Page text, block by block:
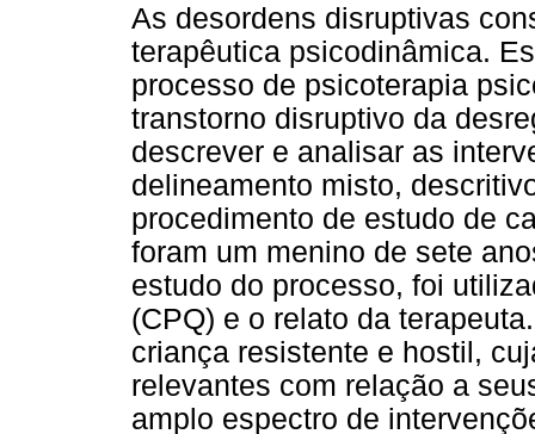
As desordens disruptivas
terapêutica psicodinâmica.
processo de psicoterapia
transtorno disruptivo da
descrever e analisar as
delineamento misto,
procedimento de estudo de
foram um menino de sete
estudo do processo, foi
(CPQ) e o relato da
criança resistente e hostil,
relevantes com relação a
amplo espectro de